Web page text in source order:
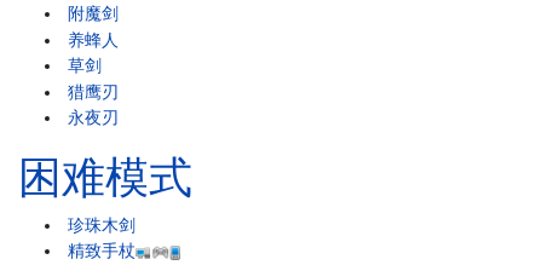
附魔剑
养蜂人
草剑
猎鹰刃
永夜刃
困难模式
珍珠木剑
精致手杖